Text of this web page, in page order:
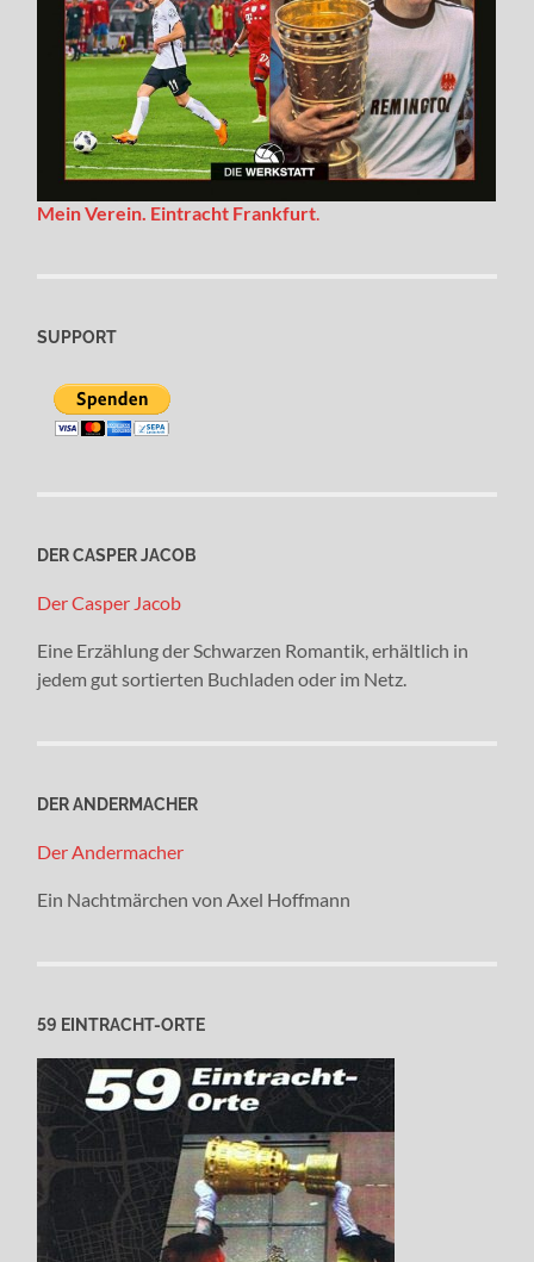
Mein Verein. Eintracht Frankfurt.
SUPPORT
DER CASPER JACOB
Der Casper Jacob
Eine Erzählung der Schwarzen Romantik, erhältlich in
jedem gut sortierten Buchladen oder im Netz.
DER ANDERMACHER
Der Andermacher
Ein Nachtmärchen von Axel Hoffmann
59 EINTRACHT-ORTE